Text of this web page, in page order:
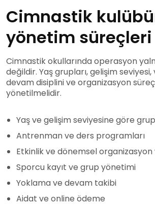
Cimnastik
yönetim süreçleri
Cimnastik okullarında operasyon
değildir. Yaş grupları, gelişim seviyesi,
devam disiplini ve organizasyon
yönetilmelidir.
Yaş ve gelişim seviyesine göre
Antrenman ve ders programları
Etkinlik ve dönemsel
Sporcu kayıt ve grup yönetimi
Yoklama ve devam takibi
Aidat ve online ödeme